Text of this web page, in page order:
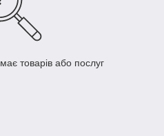
товарів або послуг